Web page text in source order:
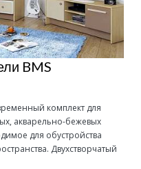
BMS
комплект для
акварельно-бежевых
для обустройства
Двухстворчатый